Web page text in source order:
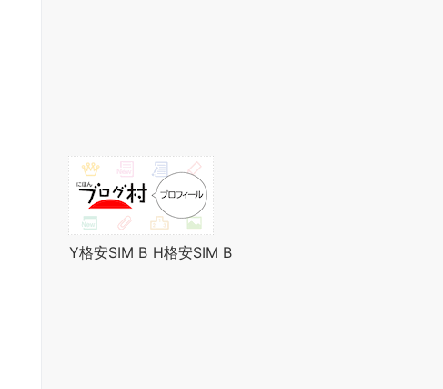
Y格安SIM B H格安SIM B